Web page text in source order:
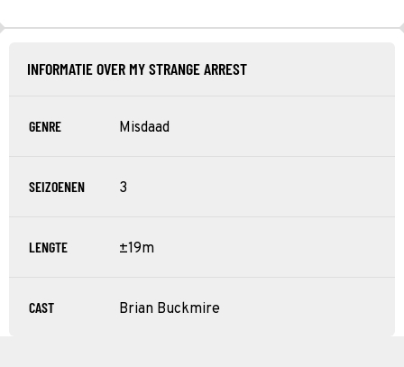
INFORMATIE OVER MY STRANGE ARREST
GENRE Misdaad
SEIZOENEN 3
LENGTE ±19m
CAST Brian Buckmire